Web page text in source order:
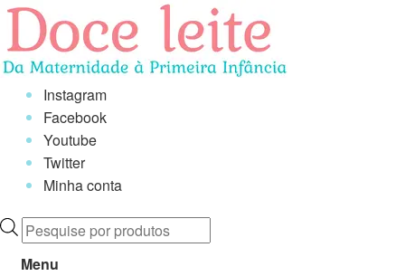
Pular
navegação
Pular
o
conteúdo
Instagram
Facebook
Youtube
Twitter
Minha conta
Pesquisar
produtos
Menu